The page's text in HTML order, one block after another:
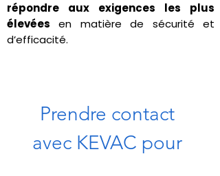
répondre aux exigences les plus
élevées en matière de sécurité et
d’efficacité.
Prendre contact
avec KEVAC pour